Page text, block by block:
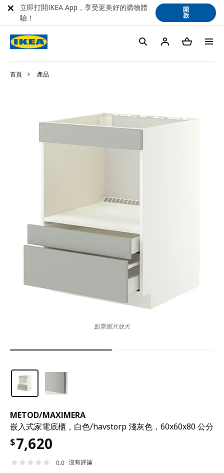
首頁 產品
METOD/MAXIMERA
嵌入式家電底櫃，白色/havstorp 淺灰色，60x60x80 公分
$7,620
0.0 沒有評論
點擊圖片放大
立即打開IKEA App，享受更美好的購物體
驗！
開
啟